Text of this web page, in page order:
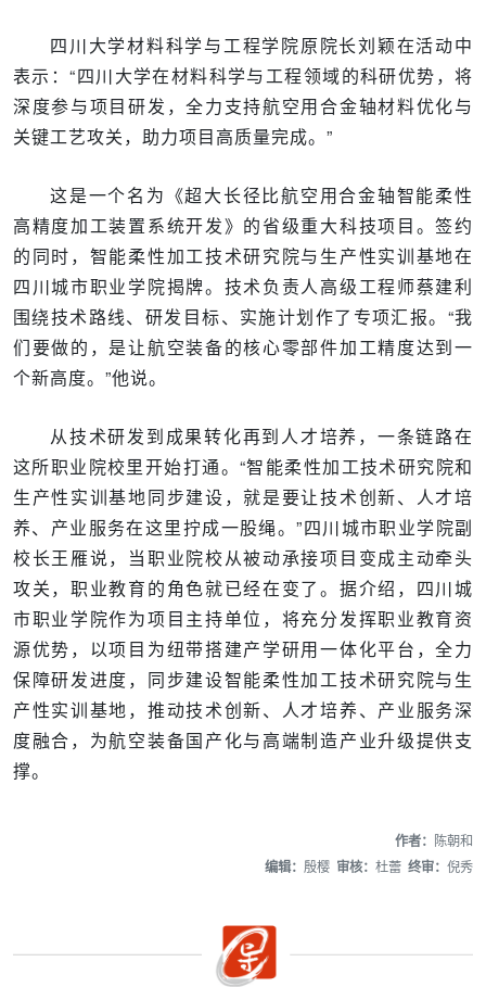
四川大学材料科学与工程学院原院长刘颖在活动中
表示：“四川大学在材料科学与工程领域的科研优势，将
深度参与项目研发，全力支持航空用合金轴材料优化与
关键工艺攻关，助力项目高质量完成。”
这是一个名为《超大长径比航空用合金轴智能柔性
高精度加工装置系统开发》的省级重大科技项目。签约
的同时，智能柔性加工技术研究院与生产性实训基地在
四川城市职业学院揭牌。技术负责人高级工程师蔡建利
围绕技术路线、研发目标、实施计划作了专项汇报。“我
们要做的，是让航空装备的核心零部件加工精度达到一
个新高度。”他说。
从技术研发到成果转化再到人才培养，一条链路在
这所职业院校里开始打通。“智能柔性加工技术研究院和
生产性实训基地同步建设，就是要让技术创新、人才培
养、产业服务在这里拧成一股绳。”四川城市职业学院副
校长王雁说，当职业院校从被动承接项目变成主动牵头
攻关，职业教育的角色就已经在变了。据介绍，四川城
市职业学院作为项目主持单位，将充分发挥职业教育资
源优势，以项目为纽带搭建产学研用一体化平台，全力
保障研发进度，同步建设智能柔性加工技术研究院与生
产性实训基地，推动技术创新、人才培养、产业服务深
度融合，为航空装备国产化与高端制造产业升级提供支
撑。
作者： 陈朝和
编辑： 殷樱 审核： 杜蕾 终审： 倪秀